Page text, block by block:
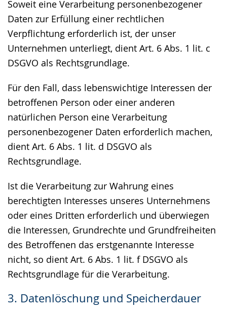
Soweit eine Verarbeitung personenbezogener
Daten zur Erfüllung einer rechtlichen
Verpflichtung erforderlich ist, der unser
Unternehmen unterliegt, dient Art. 6 Abs. 1 lit. c
DSGVO als Rechtsgrundlage.
Für den Fall, dass lebenswichtige Interessen der
betroffenen Person oder einer anderen
natürlichen Person eine Verarbeitung
personenbezogener Daten erforderlich machen,
dient Art. 6 Abs. 1 lit. d DSGVO als
Rechtsgrundlage.
Ist die Verarbeitung zur Wahrung eines
berechtigten Interesses unseres Unternehmens
oder eines Dritten erforderlich und überwiegen
die Interessen, Grundrechte und Grundfreiheiten
des Betroffenen das erstgenannte Interesse
nicht, so dient Art. 6 Abs. 1 lit. f DSGVO als
Rechtsgrundlage für die Verarbeitung.
3. Datenlöschung und Speicherdauer